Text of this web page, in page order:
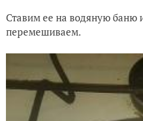
Ставим ее на водяную баню
перемешиваем.